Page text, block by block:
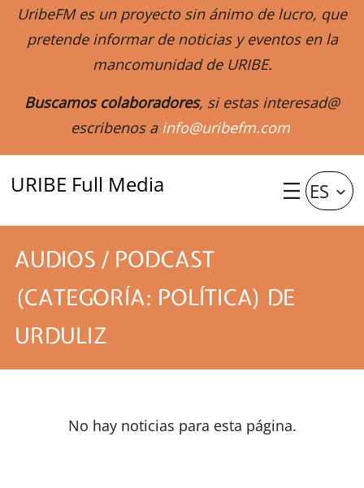
UribeFM es un proyecto sin ánimo de lucro, que
pretende informar de noticias y eventos en la
mancomunidad de URIBE.
Buscamos colaboradores, si estas interesad@
escribenos a info@uribefm.com
URIBE Full Media ES
AUDIOS / PODCAST
(CATEGORÍA: POLÍTICA) DE
URDULIZ
No hay noticias para esta página.